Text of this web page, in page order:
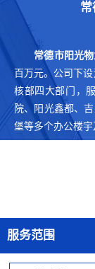
常
常德市阳光
百万元。公司下
核部四大部门，
院、阳光鑫都、
堡等多个办公楼宇
服务范围